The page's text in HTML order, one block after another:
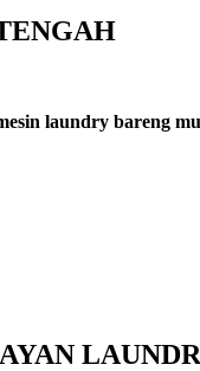
laundry bareng